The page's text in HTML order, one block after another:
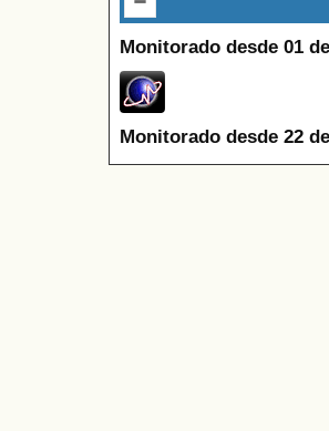
Monitorado desde 01
Monitorado desde 22